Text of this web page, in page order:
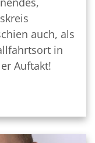
auch, als
in
Auftakt!